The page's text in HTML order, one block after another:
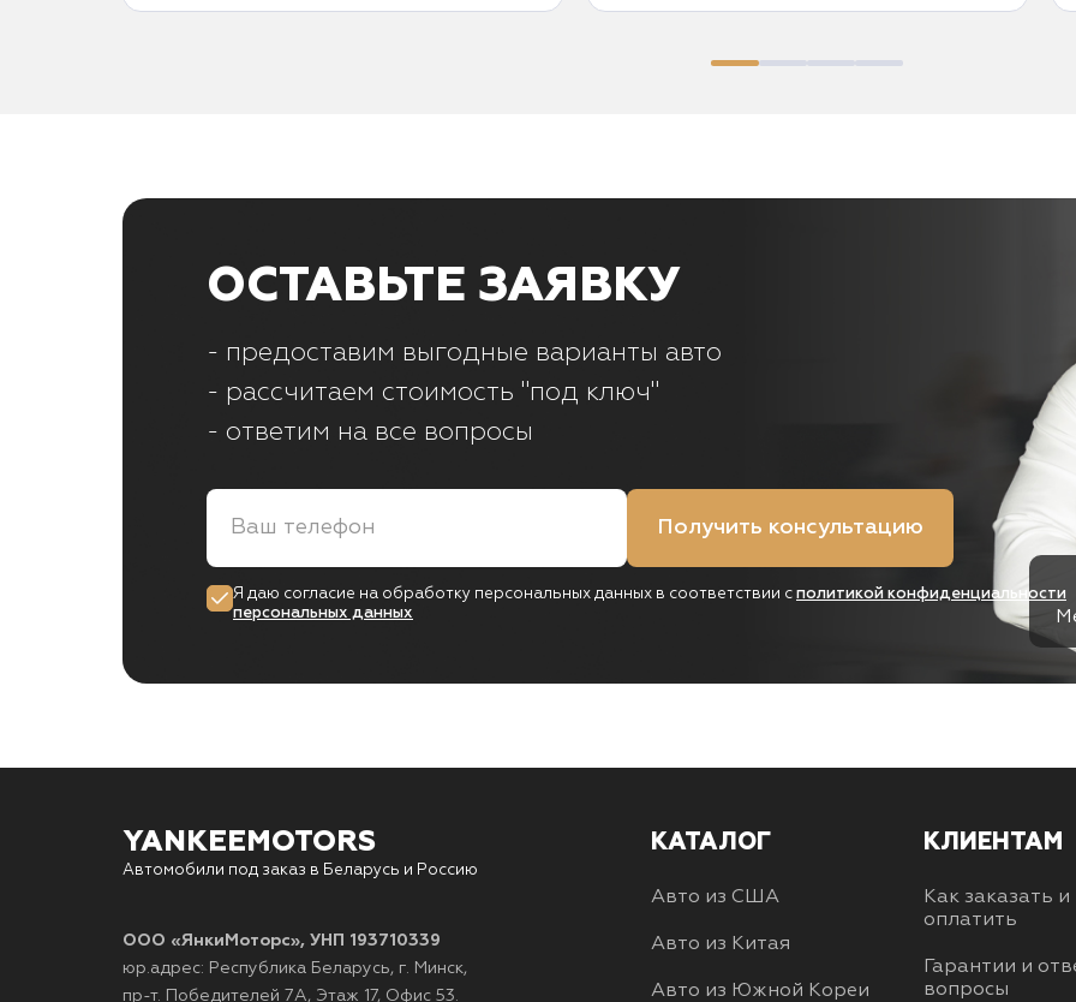
ОСТАВЬТЕ ЗАЯВКУ
- предоставим выгодные варианты авто
- рассчитаем стоимость "под ключ"
- ответим на все вопросы
Получить консультацию
Я даю согласие на обработку персональных данных в соответствии с политикой конфиденциальности
персональных данных
КАТАЛОГ
Авто из США
Авто из Китая
Авто из Южной Кореи
КЛИЕНТАМ
Как заказать и
оплатить
Гарантии и
вопросы
YANKEEMOTORS
Автомобили под заказ в Беларусь и Россию
ООО «ЯнкиМоторс», УНП 193710339
юр.адрес: Республика Беларусь, г. Минск,
пр-т. Победителей 7А, Этаж 17, Офис 53.